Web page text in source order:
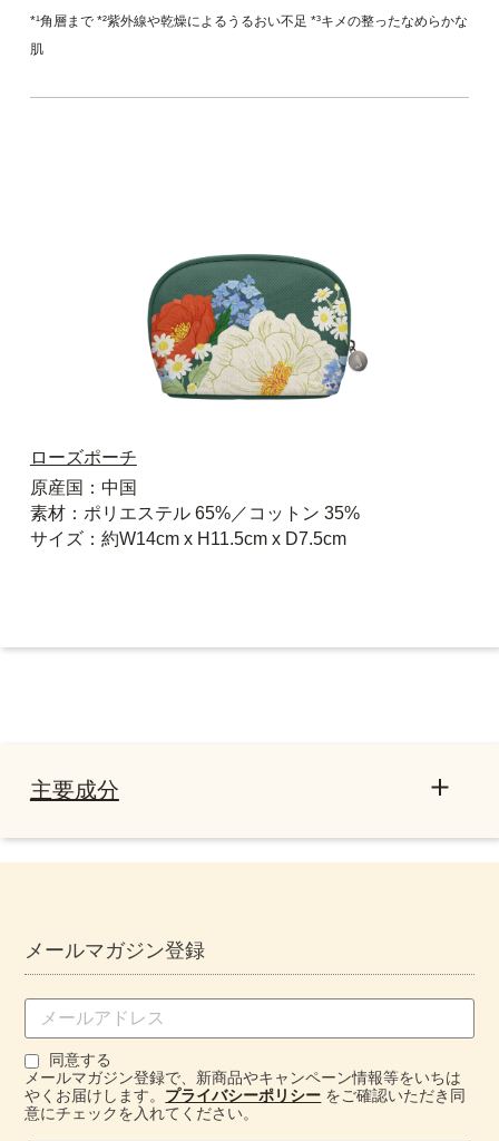
*¹角層まで *²紫外線や乾燥によるうるおい不足 *³キメの整ったなめらかな
肌
ローズポーチ
原産国：中国
素材：ポリエステル 65%／コットン 35%
サイズ：約W14cm x H11.5cm x D7.5cm
主要成分
ハーバル オイルインセラム
メールマガジン登録
同意する
メールマガジン登録で、新商品やキャンペーン情報等をいちは
やくお届けします。 プライバシーポリシー をご確認いただき同
意にチェックを入れてください。